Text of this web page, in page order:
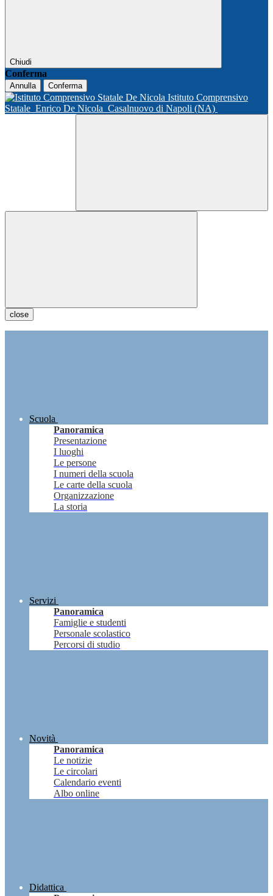
Chiudi
Conferma
Annulla Conferma
Istituto Comprensivo
Statale Enrico De Nicola Casalnuovo di Napoli (NA)
close
Scuola
Panoramica
Presentazione
I luoghi
Le persone
I numeri della scuola
Le carte della scuola
Organizzazione
La storia
Servizi
Panoramica
Famiglie e studenti
Personale scolastico
Percorsi di studio
Novità
Panoramica
Le notizie
Le circolari
Calendario eventi
Albo online
Didattica